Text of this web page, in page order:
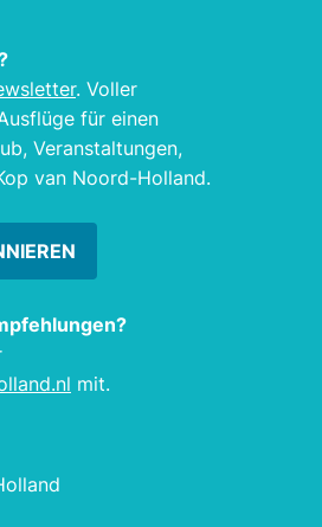
. Voller
für einen
Veranstaltungen,
van Noord-Holland.
mit.